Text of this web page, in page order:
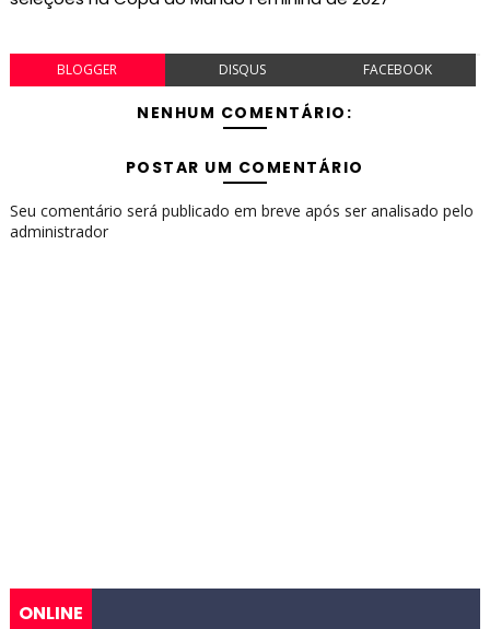
BLOGGER DISQUS FACEBOOK
NENHUM COMENTÁRIO:
POSTAR UM COMENTÁRIO
Seu comentário será publicado em breve após ser analisado pelo
administrador
ONLINE